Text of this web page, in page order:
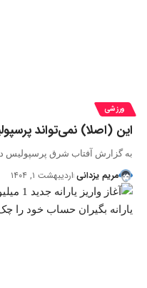
ورزشی
این (اصلا) نمی‌تواند
به گزارش آفتاب شرق پرسپولیس
مریم یزدانی اردیبهشت ۱, ۱۴۰۴